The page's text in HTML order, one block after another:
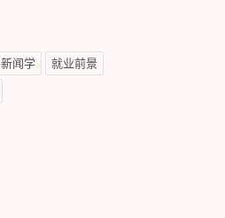
新闻学 就业前景